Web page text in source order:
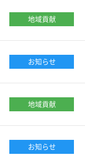
地域貢献
お知らせ
地域貢献
お知らせ